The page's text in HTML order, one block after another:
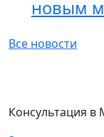
новым
Все новости
Консультация в